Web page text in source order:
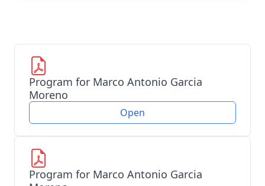
Program for Marco Antonio Garcia
Moreno
Open
Program for Marco Antonio Garcia